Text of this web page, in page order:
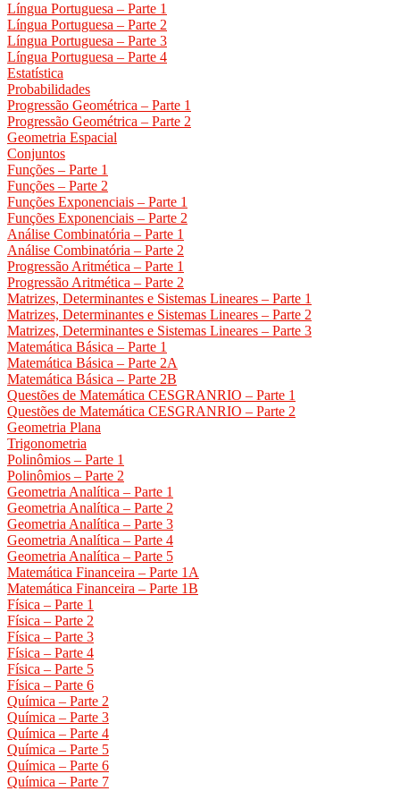
Língua Portuguesa – Parte 1
Língua Portuguesa – Parte 2
Língua Portuguesa – Parte 3
Língua Portuguesa – Parte 4
Estatística
Probabilidades
Progressão Geométrica – Parte 1
Progressão Geométrica – Parte 2
Geometria Espacial
Conjuntos
Funções – Parte 1
Funções – Parte 2
Funções Exponenciais – Parte 1
Funções Exponenciais – Parte 2
Análise Combinatória – Parte 1
Análise Combinatória – Parte 2
Progressão Aritmética – Parte 1
Progressão Aritmética – Parte 2
Matrizes, Determinantes e Sistemas Lineares – Parte 1
Matrizes, Determinantes e Sistemas Lineares – Parte 2
Matrizes, Determinantes e Sistemas Lineares – Parte 3
Matemática Básica – Parte 1
Matemática Básica – Parte 2A
Matemática Básica – Parte 2B
Questões de Matemática CESGRANRIO – Parte 1
Questões de Matemática CESGRANRIO – Parte 2
Geometria Plana
Trigonometria
Polinômios – Parte 1
Polinômios – Parte 2
Geometria Analítica – Parte 1
Geometria Analítica – Parte 2
Geometria Analítica – Parte 3
Geometria Analítica – Parte 4
Geometria Analítica – Parte 5
Matemática Financeira – Parte 1A
Matemática Financeira – Parte 1B
Física – Parte 1
Física – Parte 2
Física – Parte 3
Física – Parte 4
Física – Parte 5
Física – Parte 6
Química – Parte 2
Química – Parte 3
Química – Parte 4
Química – Parte 5
Química – Parte 6
Química – Parte 7